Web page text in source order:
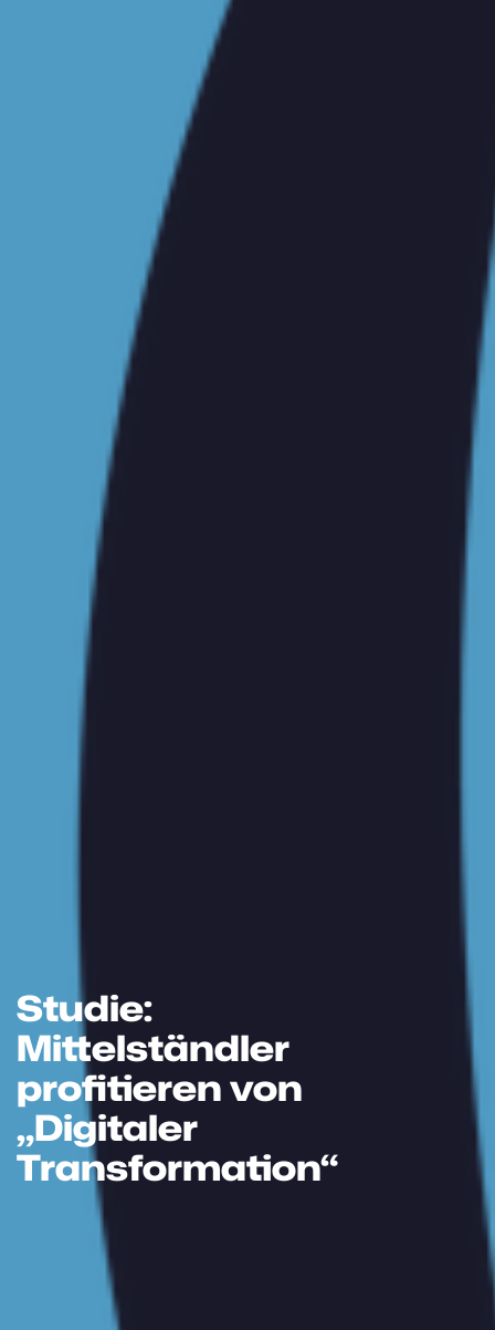
Studie:
Mittelständler
profitieren von
„Digitaler
Transformation“